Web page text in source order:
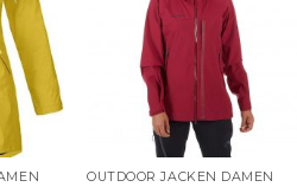
OUTDOOR JACKEN DAMEN